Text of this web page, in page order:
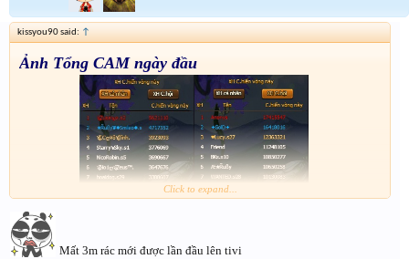
kissyou90 said: ↑
Ảnh Tổng CAM ngày đầu
Click to expand...
Mất 3m rác mới được lần đầu lên tivi